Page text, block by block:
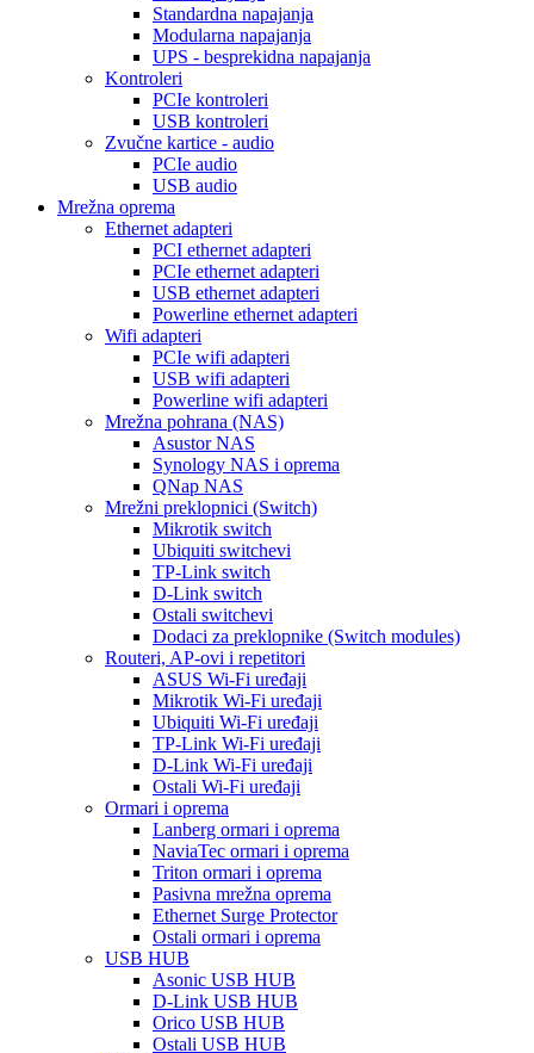
Standardna napajanja
Modularna napajanja
UPS - besprekidna napajanja
Kontroleri
PCIe kontroleri
USB kontroleri
Zvučne kartice - audio
PCIe audio
USB audio
Mrežna oprema
Ethernet adapteri
PCI ethernet adapteri
PCIe ethernet adapteri
USB ethernet adapteri
Powerline ethernet adapteri
Wifi adapteri
PCIe wifi adapteri
USB wifi adapteri
Powerline wifi adapteri
Mrežna pohrana (NAS)
Asustor NAS
Synology NAS i oprema
QNap NAS
Mrežni preklopnici (Switch)
Mikrotik switch
Ubiquiti switchevi
TP-Link switch
D-Link switch
Ostali switchevi
Dodaci za preklopnike (Switch modules)
Routeri, AP-ovi i repetitori
ASUS Wi-Fi uređaji
Mikrotik Wi-Fi uređaji
Ubiquiti Wi-Fi uređaji
TP-Link Wi-Fi uređaji
D-Link Wi-Fi uređaji
Ostali Wi-Fi uređaji
Ormari i oprema
Lanberg ormari i oprema
NaviaTec ormari i oprema
Triton ormari i oprema
Pasivna mrežna oprema
Ethernet Surge Protector
Ostali ormari i oprema
USB HUB
Asonic USB HUB
D-Link USB HUB
Orico USB HUB
Ostali USB HUB